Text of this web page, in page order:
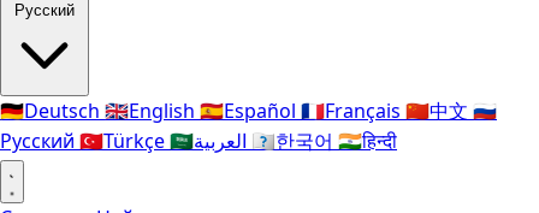
Русский
🇩🇪Deutsch 🇬🇧English 🇪🇸Español 🇫🇷Français 🇨🇳中文 🇷🇺
Русский 🇹🇷Türkçe🇸🇦 🇰🇷한국어 🇮🇳हिन्दी